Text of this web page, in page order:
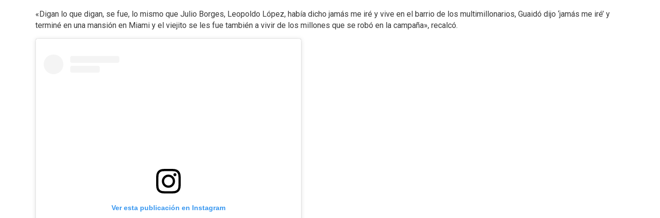
«Digan lo que digan, se fue, lo mismo que Julio Borges, Leopoldo López, había dicho jamás me iré y vive en el barrio de los multimillonarios, Guaidó dijo ‘jamás me iré’ y
terminé en una mansión en Miami y el viejito se les fue también a vivir de los millones que se robó en la campaña», recalcó.
Ver esta publicación en Instagram